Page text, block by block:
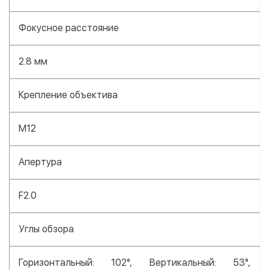
Фокусное расстояние
2.8 мм
Крепление объектива
M12
Апертура
F2.0
Углы обзора
Горизонтальный: 102°, Вертикальный: 53°,